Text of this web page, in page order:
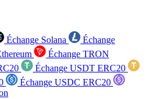
Échange Solana
Échange
Échange TRON
Échange USDT ERC20
Échange USDC ERC20